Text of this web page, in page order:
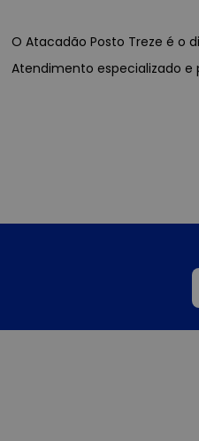
O Atacadão Posto Treze é o
Atendimento especializado e